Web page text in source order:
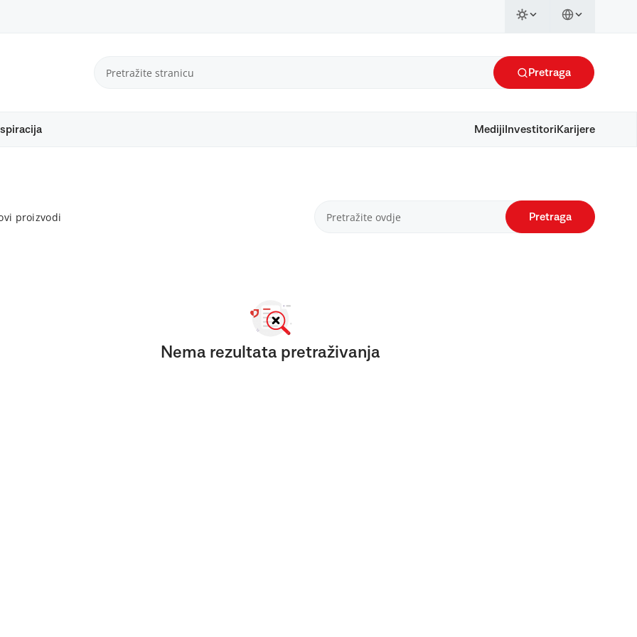
Pretraga
Mediji Investitori Karijere
proizvodi Pretraga
Nema rezultata pretraživanja